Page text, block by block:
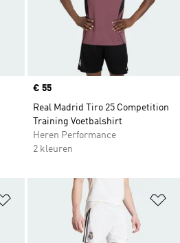
Price
€ 55
Real Madrid Tiro 25 Competition
Training Voetbalshirt
Heren Performance
2 kleuren
Op verlanglijst zetten